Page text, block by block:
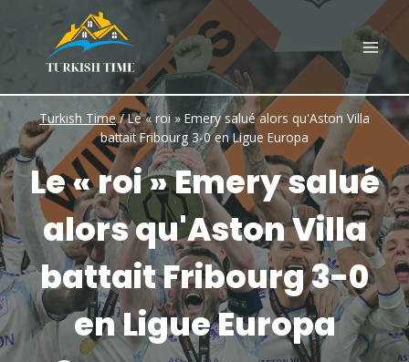
to
content
Turkish Time/Le « roi » Emery salué alors qu'Aston Villa
battait Fribourg 3-0 en Ligue Europa
Le « roi » Emery salué
alors qu'Aston Villa
battait Fribourg 3-0
en Ligue Europa